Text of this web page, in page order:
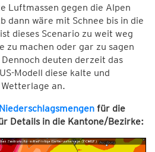
Luftmassen gegen die Alpen
dann wäre mit Schnee bis in die
dieses Scenario zu weit weg
zu machen oder gar zu sagen
deuten derzeit das
Modell diese kalte und
an.
für die
Details in die Kantone/Bezirke: